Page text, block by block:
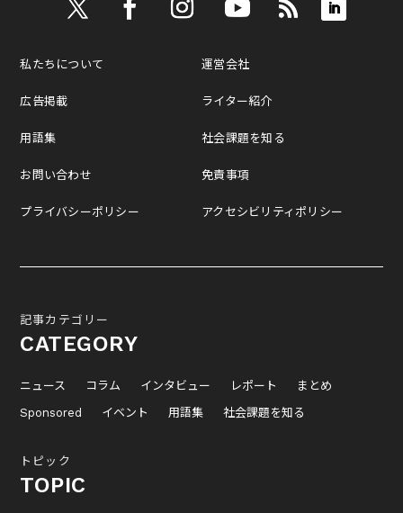
私たちについて
広告掲載
用語集
お問い合わせ
プライバシーポリシー
運営会社
ライター紹介
社会課題を知る
免責事項
アクセシビリティポリシー
記事カテゴリー
CATEGORY
ニュース コラム インタビュー レポート
まとめ
Sponsored
イベント 用語集 社会課題を知る
トピック
TOPIC